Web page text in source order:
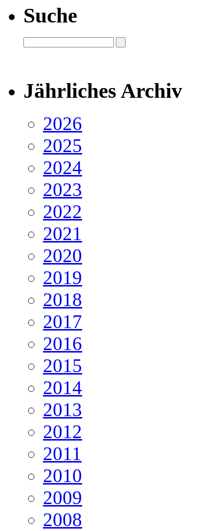
Suche
Jährliches Archiv
2026
2025
2024
2023
2022
2021
2020
2019
2018
2017
2016
2015
2014
2013
2012
2011
2010
2009
2008